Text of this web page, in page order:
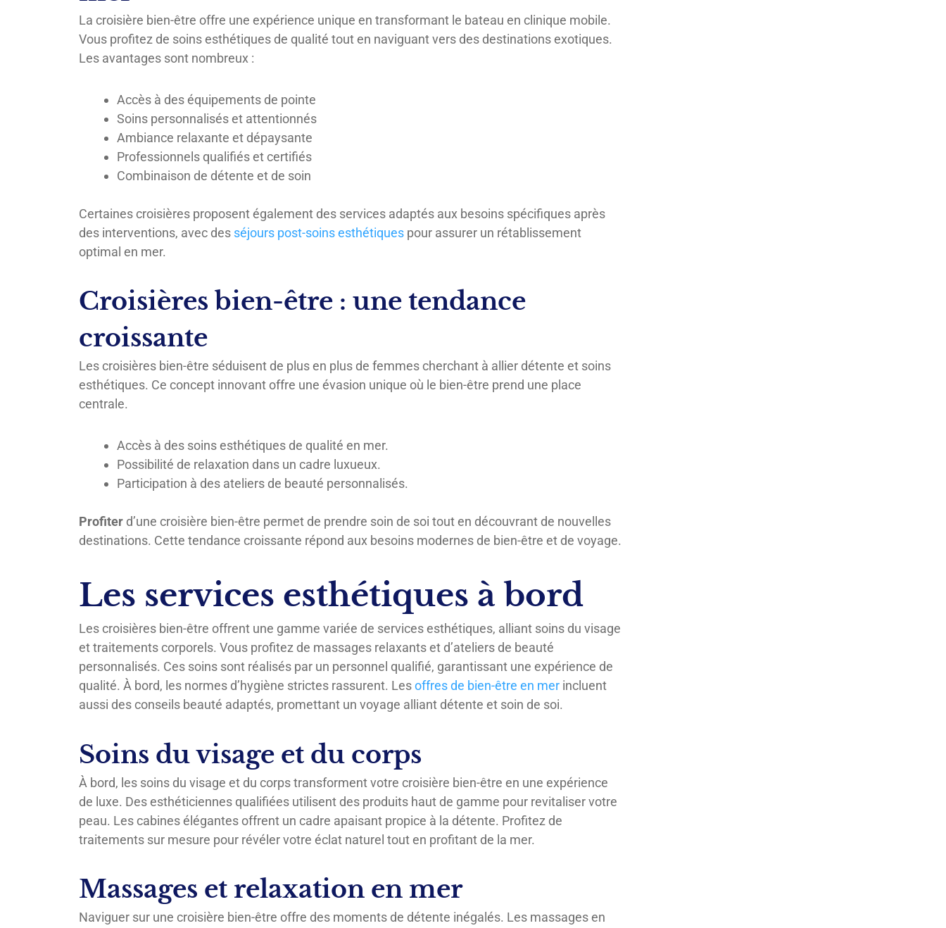
La croisière bien-être offre une expérience unique en transformant le bateau en clinique mobile.
Vous profitez de soins esthétiques de qualité tout en naviguant vers des destinations exotiques.
Les avantages sont nombreux :
Accès à des équipements de pointe
Soins personnalisés et attentionnés
Ambiance relaxante et dépaysante
Professionnels qualifiés et certifiés
Combinaison de détente et de soin
Certaines croisières proposent également des services adaptés aux besoins spécifiques après
des interventions, avec des séjours post-soins esthétiques pour assurer un rétablissement
optimal en mer.
Croisières bien-être : une tendance
croissante
Les croisières bien-être séduisent de plus en plus de femmes cherchant à allier détente et soins
esthétiques. Ce concept innovant offre une évasion unique où le bien-être prend une place
centrale.
Accès à des soins esthétiques de qualité en mer.
Possibilité de relaxation dans un cadre luxueux.
Participation à des ateliers de beauté personnalisés.
Profiter d’une croisière bien-être permet de prendre soin de soi tout en découvrant de nouvelles
destinations. Cette tendance croissante répond aux besoins modernes de bien-être et de voyage.
Les services esthétiques à bord
Les croisières bien-être offrent une gamme variée de services esthétiques, alliant soins du visage
et traitements corporels. Vous profitez de massages relaxants et d’ateliers de beauté
personnalisés. Ces soins sont réalisés par un personnel qualifié, garantissant une expérience de
qualité. À bord, les normes d’hygiène strictes rassurent. Lesoffres de bien-être en mer incluent
aussi des conseils beauté adaptés, promettant un voyage alliant détente et soin de soi.
Soins du visage et du corps
À bord, les soins du visage et du corps transforment votre croisière bien-être en une expérience
de luxe. Des esthéticiennes qualifiées utilisent des produits haut de gamme pour revitaliser votre
peau. Les cabines élégantes offrent un cadre apaisant propice à la détente. Profitez de
traitements sur mesure pour révéler votre éclat naturel tout en profitant de la mer.
Massages et relaxation en mer
Naviguer sur une croisière bien-être offre des moments de détente inégalés. Les massages en